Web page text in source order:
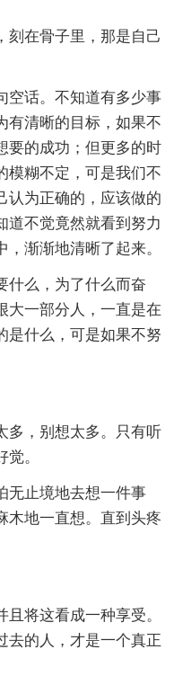
刻在骨子里，那是自己
空话。不知道有多少事
有清晰的目标，如果不
要的成功；但更多的时
模糊不定，可是我们不
认为正确的，应该做的
道不觉竟然就看到努力
渐渐地清晰了起来。
什么，为了什么而奋
大一部分人，一直是在
是什么，可是如果不努
多，别想太多。只有听
。
无止境地去想一件事
木地一直想。直到头疼
将这看成一种享受。
去的人，才是一个真正